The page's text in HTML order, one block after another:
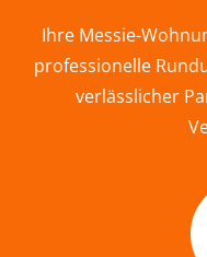
Ihre Messie-
professionelle
verlässlicher